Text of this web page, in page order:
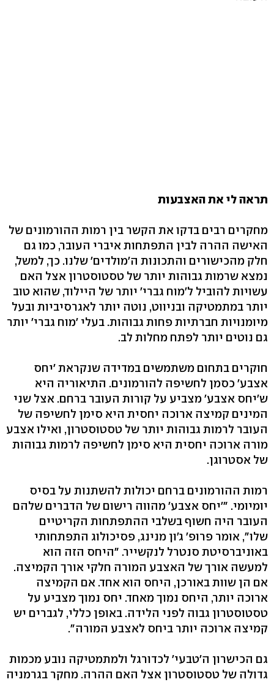
תראה לי את האצבעות
מחקרים רבים בדקו את הקשר בין רמות ההורמונים של
האישה ההרה לבין התפתחות איברי העובר, כמו גם
חלק מהכישורים והתכונות ה'מולדים' שלנו. כך, למשל,
נמצא שרמות גבוהות יותר של טסטוסטרון אצל האם
עשויות להוביל ל'מוח גברי' יותר של היילוד, שהוא טוב
יותר במתמטיקה ובניווט, נוטה יותר לאגרסיביות ובעל
מיומנויות חברתיות פחות גבוהות. בעלי 'מוח גברי' יותר
גם נוטים יותר לפתח מחלות לב.
חוקרים בתחום משתמשים במדידה שנקראת 'יחס
אצבע' כסמן לחשיפה להורמונים. התיאוריה היא
ש'יחס אצבע' מצביע על קורות העובר ברחם. אצל שני
המינים קמיצה ארוכה יחסית היא סימן לחשיפה של
העובר לרמות גבוהות יותר של טסטוסטרון, ואילו אצבע
מורה ארוכה יחסית היא סימן לחשיפה לרמות גבוהות
של אסטרוגן.
רמות ההורמונים ברחם יכולות להשתנות על בסיס
יומיומי. "'יחס אצבע' מהווה רישום של הדברים שלהם
העובר היה חשוף בשלבי ההתפתחות הקריטיים
שלו", אומר פרופ' ג'ון מנינג, פסיכולוג התפתחותי
באוניברסיטת סנטרל לנקשייר. "היחס הזה הוא
למעשה אורך של האצבע המורה חלקי אורך הקמיצה.
אם הן שוות באורכן, היחס הוא אחד. אם הקמיצה
ארוכה יותר, היחס נמוך מאחד. יחס נמוך מצביע על
טסטוסטרון גבוה לפני הלידה. באופן כללי, לגברים יש
קמיצה ארוכה יותר ביחס לאצבע המורה".
גם הכישרון ה'טבעי' לכדורגל ולמתמטיקה נובע מכמות
גדולה של טסטוסטרון אצל האם ההרה. מחקר בגרמניה